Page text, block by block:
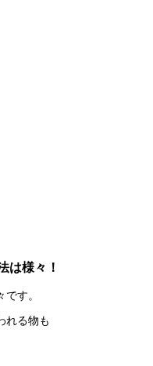
は様々！
す。
れる物も